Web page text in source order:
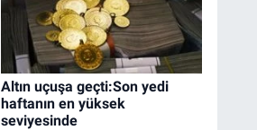
Altın uçuşa geçti:Son yedi
haftanın en yüksek
seviyesinde